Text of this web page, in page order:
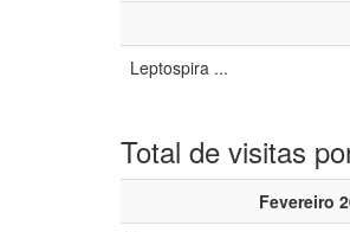
Leptospira ...
Total de visitas
Fevereiro